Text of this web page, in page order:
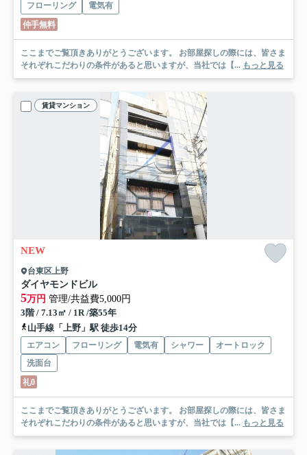
フローリング
電気有
仲手無料
ここまでご覧頂きありがとうございます。 お部屋探しの際には、皆さま
それぞれこだわりの条件があると思いますが、当社では【... もっと見る
賃貸マンション
NEW
台東区上野
ダイヤモンドビル
5万円 管理/共益費5,000円
3階 / 7.13㎡ / 1R /築55年
山手線「上野」駅 徒歩14分
エアコン フローリング 電気有 シャワー
オートロック
洗面台
礼0
ここまでご覧頂きありがとうございます。 お部屋探しの際には、皆さま
それぞれこだわりの条件があると思いますが、当社では【... もっと見る